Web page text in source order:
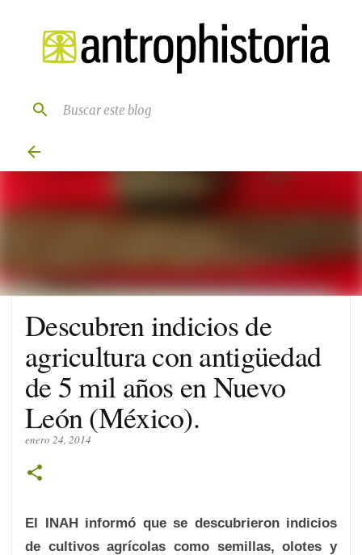
Ir al contenido principal
Descubren indicios de
agricultura con antigüedad
de 5 mil años en Nuevo
León (México).
enero 24, 2014
El INAH informó que se descubrieron indicios
de cultivos agrícolas como semillas, olotes y